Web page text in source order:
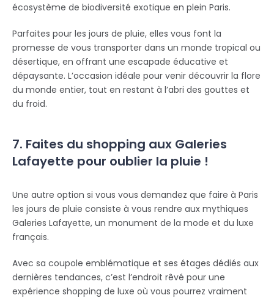
écosystème de biodiversité exotique en plein Paris.
Parfaites pour les jours de pluie, elles vous font la
promesse de vous transporter dans un monde tropical ou
désertique, en offrant une escapade éducative et
dépaysante. L’occasion idéale pour venir découvrir la flore
du monde entier, tout en restant à l’abri des gouttes et
du froid.
7. Faites du shopping aux Galeries
Lafayette pour oublier la pluie !
Une autre option si vous vous demandez que faire à Paris
les jours de pluie consiste à vous rendre aux mythiques
Galeries Lafayette, un monument de la mode et du luxe
français.
Avec sa coupole emblématique et ses étages dédiés aux
dernières tendances, c’est l’endroit rêvé pour une
expérience shopping de luxe où vous pourrez vraiment